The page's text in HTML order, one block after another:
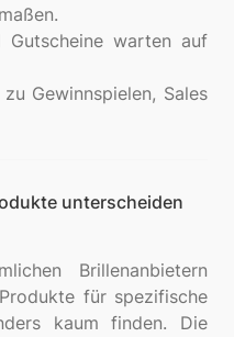
Gutscheine warten auf
Gewinnspielen, Sales
unterscheiden
Brillenanbietern
für spezifische
kaum finden. Die